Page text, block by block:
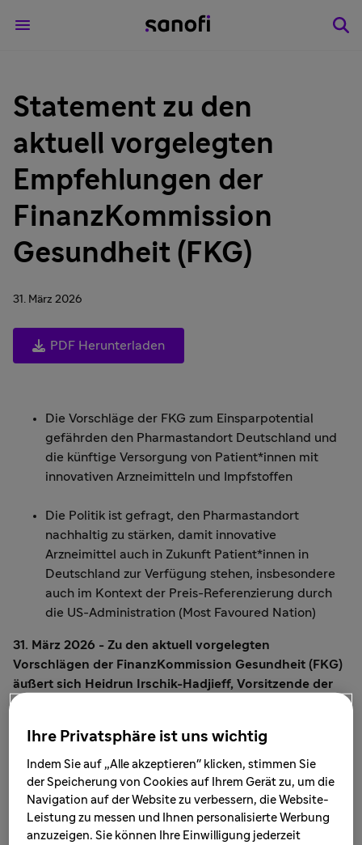
Statement zu den
aktuell vorgelegten
Empfehlungen der
FinanzKommission
Gesundheit (FKG)
31. März 2026
PDF Herunterladen
Die Vorschläge der FKG zum Einsparpotential
gefährden den Pharmastandort Deutschland und
die künftige Versorgung von Patient*innen mit
innovativen Arzneimitteln und Impfstoffen
Die Politik ist gefragt, den Pharmastandort
nachhaltig zu stärken, damit innovative
Arzneimittel auch in Zukunft Patient*innen in
Deutschland zur Verfügung stehen, insbesondere
auch im Kontext der Preis-Referenzierung durch
die US-Administration (Most Favoured Nation)
31. März 2026 - Zu den aktuell vorgelegten
Vorschlägen der FinanzKommission Gesundheit (FKG)
äußert sich Heidrun Irschik-Hadjieff, Vorsitzende der
Geschäftsführung von Sanofi Deutschland:
Die Bundesregierung hat im Koalitionsvertrag das
innovativsten Chemie-, Pharma- und
Biotechnologiestandort werden. Die Vorschläge der
Finanz-Kommission Gesundheit konterkarieren dieses
Ziel. Sie nehmen eine systematische Schwächung des
Ihre Privatsphäre ist uns wichtig
Indem Sie auf „Alle akzeptieren" klicken, stimmen Sie
der Speicherung von Cookies auf Ihrem Gerät zu, um die
Navigation auf der Website zu verbessern, die Website-
Leistung zu messen und Ihnen personalisierte Werbung
anzuzeigen. Sie können Ihre Einwilligung jederzeit